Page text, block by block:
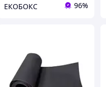
ЕКОБОКС 96%